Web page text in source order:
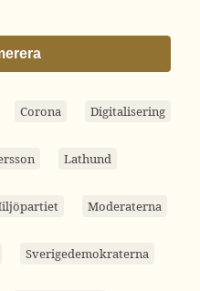
Corona Digitalisering
Lathund
Moderaterna
Sverigedemokraterna